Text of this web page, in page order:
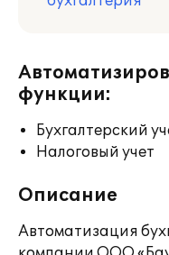
функции:
Бухгалтерский
Налоговый учет
Описание
Автоматизация